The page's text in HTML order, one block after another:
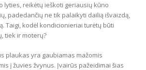
lyties, reikėtų ieškoti geriausių kūno
padedančių ne tik palaikyti dailią išvaizdą,
Taigi, kodėl kondicionieriai turėtų būti
tiek ir moterų?
plaukas yra gaubiamas mažomis
į žuvies žvynus. Įvairūs pažeidimai šias